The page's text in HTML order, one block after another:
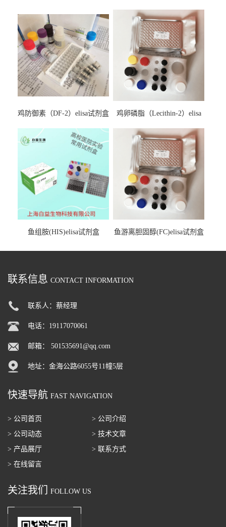
鸡防御素（DF-2）elisa试剂盒
鸡卵磷脂（Lecithin-2）elisa
鱼组胺(HIS)elisa试剂盒 鱼游离胆固醇(FC)elisa试剂盒
联系信息 CONTACT INFORMATION
联系人：蔡经理
电话：19117070061
邮箱： 501535691@qq.com
地址：金海公路6055号11幢5层
快速导航 FAST NAVIGATION
> 公司首页
> 公司介绍
> 公司动态
> 技术文章
> 产品展厅
> 联系方式
> 在线留言
关注我们 FOLLOW US